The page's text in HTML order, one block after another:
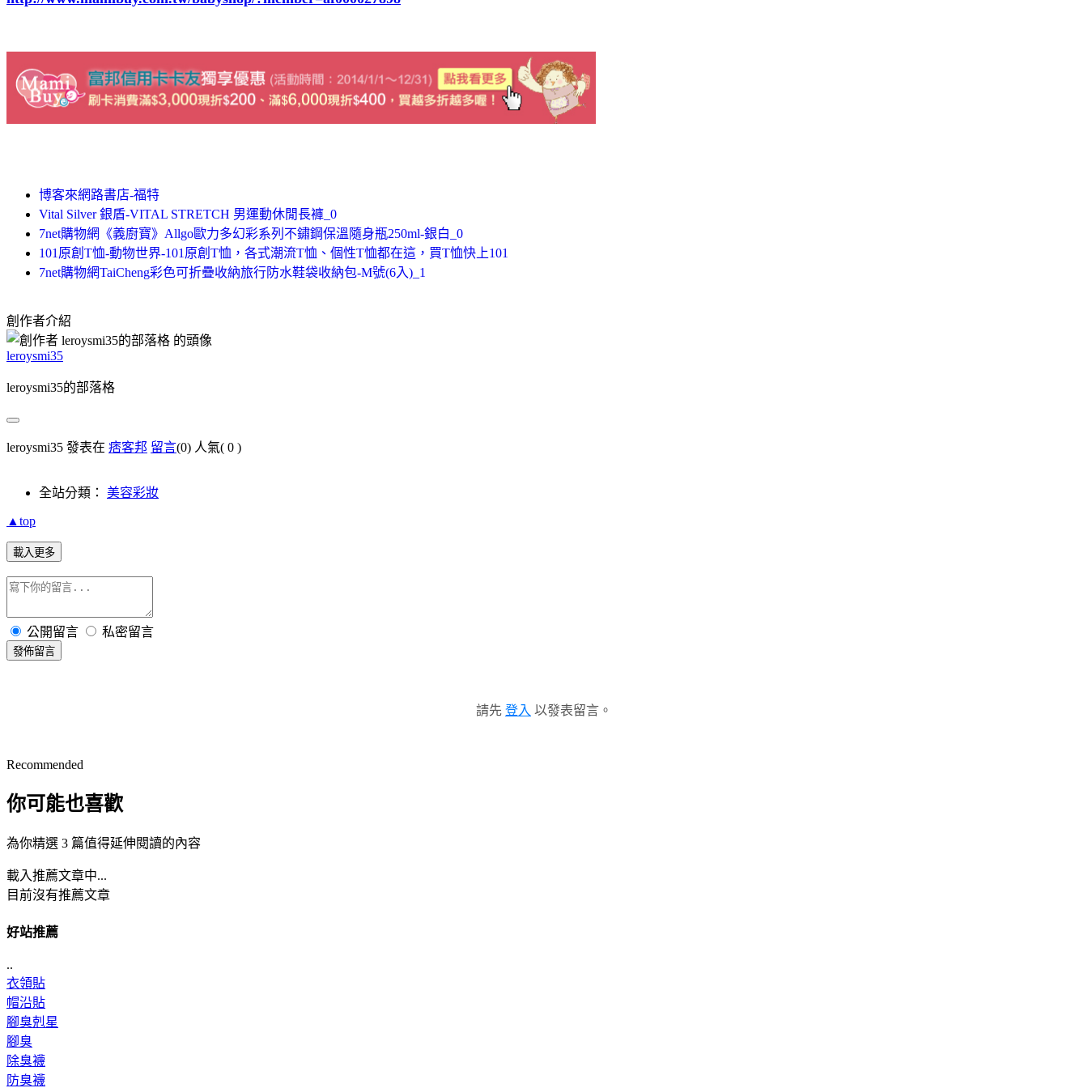
博客來網路書店-福特
Vital Silver 銀盾-VITAL STRETCH 男運動休閒長褲_0
7net購物網《義廚寶》Allgo歐力多幻彩系列不鏽鋼保溫隨身瓶250ml-銀白_0
101原創T恤-動物世界-101原創T恤，各式潮流T恤、個性T恤都在這，買T恤快上101
7net購物網TaiCheng彩色可折疊收納旅行防水鞋袋收納包-M號(6入)_1
創作者介紹
leroysmi35
leroysmi35的部落格
leroysmi35 發表在 痞客邦 留言(0) 人氣( 0 )
全站分類： 美容彩妝
▲top
載入更多
公開留言 私密留言
發佈留言
請先 登入 以發表留言。
Recommended
你可能也喜歡
為你精選 3 篇值得延伸閱讀的內容
載入推薦文章中...
目前沒有推薦文章
好站推薦
..
衣領貼
帽沿貼
腳臭剋星
腳臭
除臭襪
防臭襪